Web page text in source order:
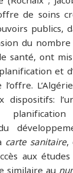
de soins
publics,
du
santé, ont
et
carte sanitaire,
aux